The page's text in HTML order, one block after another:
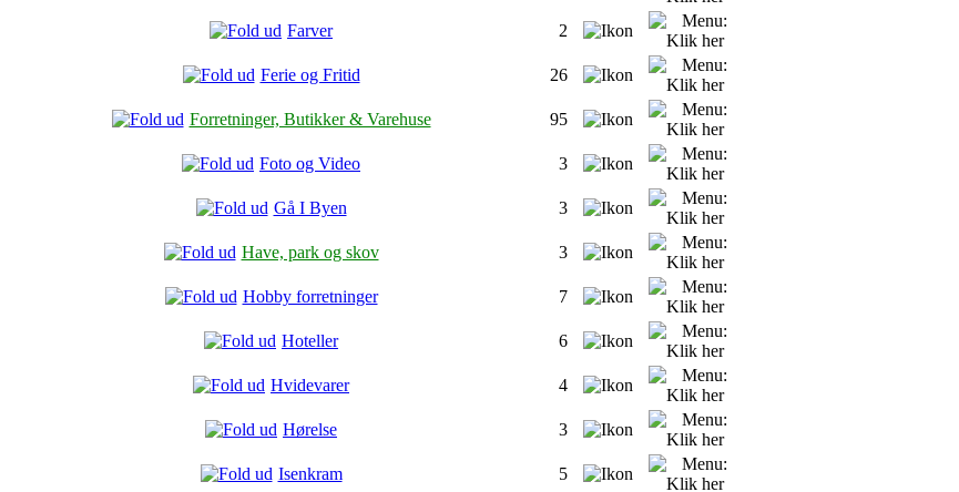
Farver 2
Ferie og Fritid 26
Forretninger, Butikker & Varehuse 95
Foto og Video 3
Gå I Byen 3
Have, park og skov 3
Hobby forretninger 7
Hoteller 6
Hvidevarer 4
Hørelse 3
Isenkram 5